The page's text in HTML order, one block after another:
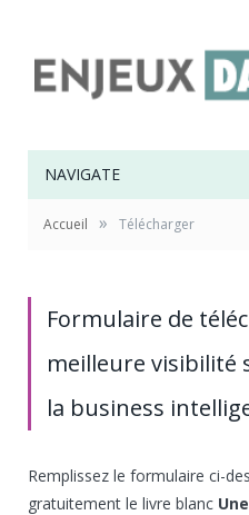
NAVIGATE
Accueil » Télécharger
Formulaire de
meilleure visibilité
la business
Remplissez le formulaire ci-
gratuitement le livre blanc